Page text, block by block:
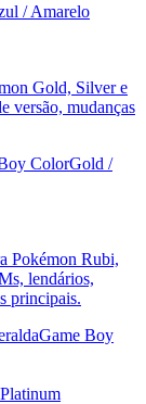
/ Amarelo
Gold, Silver e
versão, mudanças
ColorGold /
Pokémon Rubi,
lendários,
principais.
Game Boy